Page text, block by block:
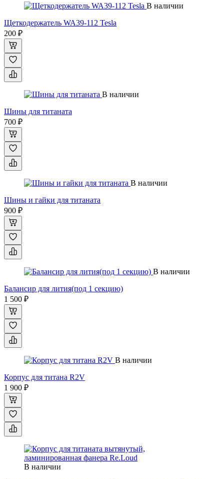
В наличии
Щеткодержатель WA39-112 Tesla
200 ₽
В наличии
Шины для титаната
700 ₽
В наличии
Шины и гайки для титаната
900 ₽
В наличии
Балансир для лития(под 1 секцию)
1 500 ₽
В наличии
Корпус для титана R2V
1 900 ₽
В наличии